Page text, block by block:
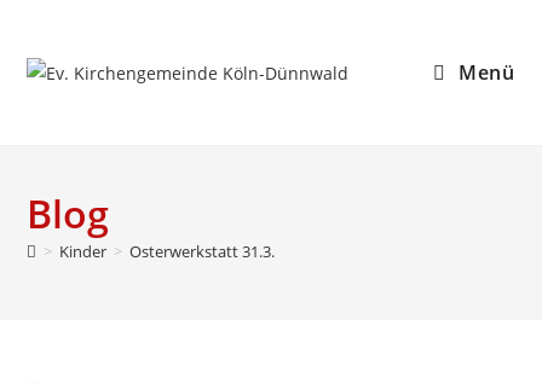
springen
Menü
Blog
> Kinder > Osterwerkstatt 31.3.